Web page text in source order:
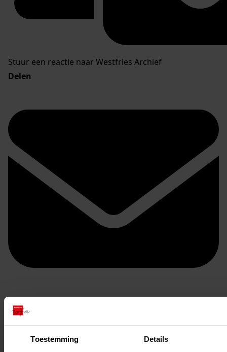
Toestemming Details
Stuur een reactie naar Westfries Archief
Delen